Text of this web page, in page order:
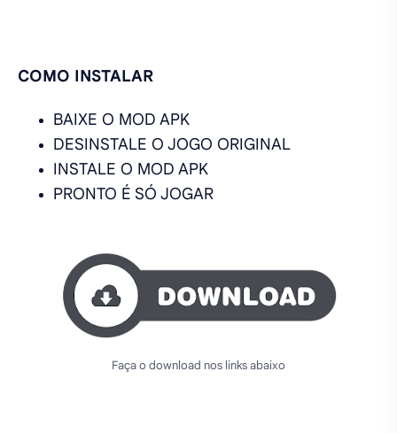
COMO INSTALAR
BAIXE O MOD APK
DESINSTALE O JOGO ORIGINAL
INSTALE O MOD APK
PRONTO É SÓ JOGAR
Faça o download nos links abaixo